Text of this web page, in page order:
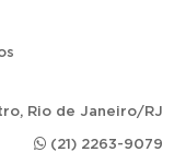
Rio de Janeiro/RJ
(21) 2263-9079